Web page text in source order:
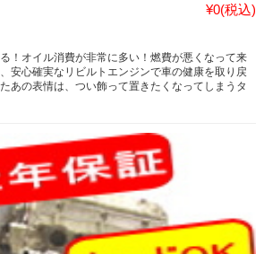
¥0(税込)
！オイル消費が非常に多い！燃費が悪くなって来
安心確実なリビルトエンジンで車の健康を取り戻
あの表情は、つい飾って置きたくなってしまうタ